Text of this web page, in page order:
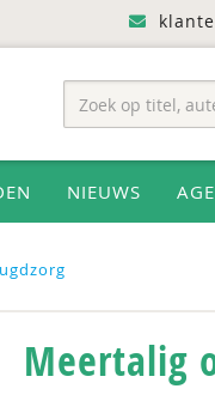
NIEUWS
Meertalig